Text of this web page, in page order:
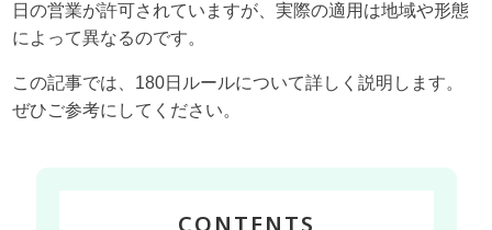
日の営業が許可されていますが、実際の適用は地域や形態
によって異なるのです。
この記事では、180日ルールについて詳しく説明します。
ぜひご参考にしてください。